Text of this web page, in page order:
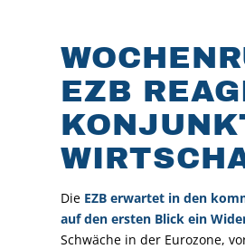
EZB
Die EZB erwartet in den
auf den ersten Blick ein
Schwäche in der Eurozone,